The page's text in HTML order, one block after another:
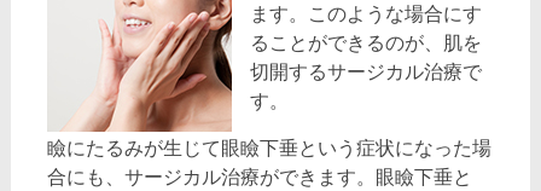
ます。このような場合にす
ることができるのが、肌を
切開するサージカル治療で
す。
瞼にたるみが生じて眼瞼下垂という症状になった場
合にも、サージカル治療ができます。眼瞼下垂と